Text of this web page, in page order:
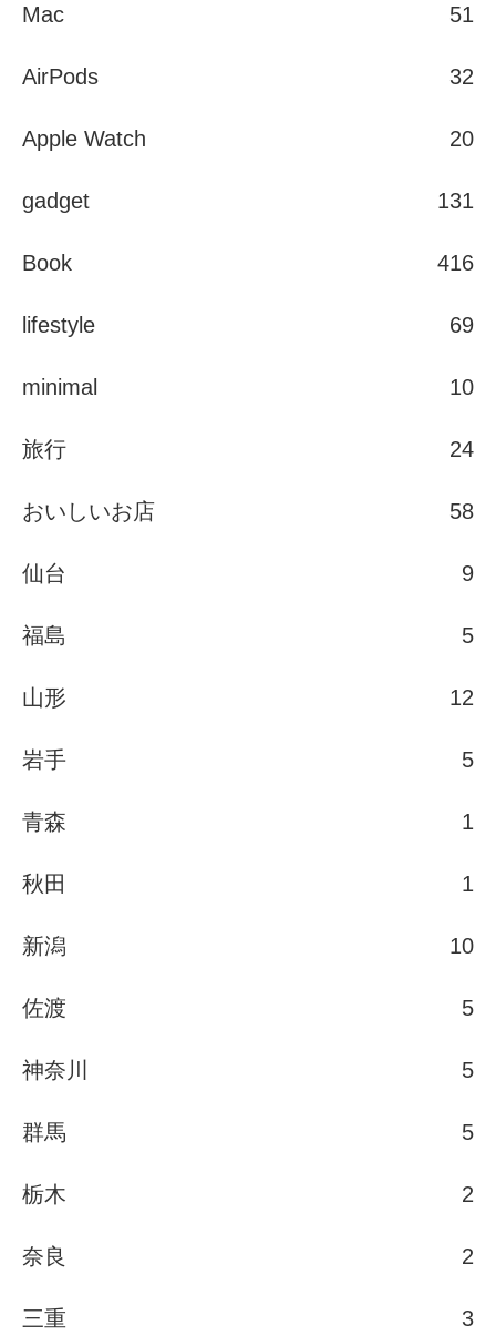
Mac 51
AirPods 32
Apple Watch 20
gadget 131
Book 416
lifestyle 69
minimal 10
旅行 24
おいしいお店 58
仙台 9
福島 5
山形 12
岩手 5
青森 1
秋田 1
新潟 10
佐渡 5
神奈川 5
群馬 5
栃木 2
奈良 2
三重 3